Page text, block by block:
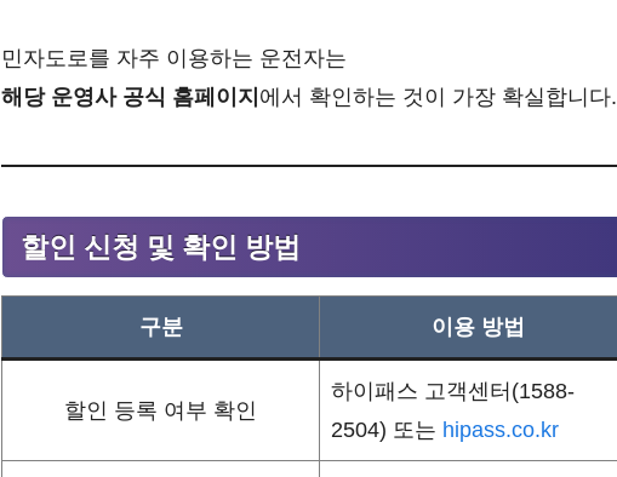
민자도로를 자주 이용하는 운전자는
해당 운영사 공식 홈페이지 에서 확인하는 것이 가장 확실합니다.
할인 신청 및 확인 방법
구분 이용 방법
할인 등록 여부 확인
하이패스 고객센터(1588-
2504) 또는 hipass.co.kr